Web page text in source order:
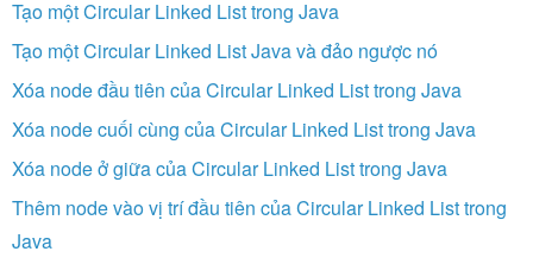
Tạo một Circular Linked List trong Java
Tạo một Circular Linked List Java và đảo ngược nó
Xóa node đầu tiên của Circular Linked List trong Java
Xóa node cuối cùng của Circular Linked List trong Java
Xóa node ở giữa của Circular Linked List trong Java
Thêm node vào vị trí đầu tiên của Circular Linked List trong
Java